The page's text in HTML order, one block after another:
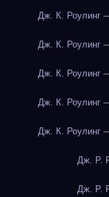
Дж. К. Роулинг
Дж. К. Роулинг
Дж. К. Роулинг
Дж. К. Роулинг
Дж. К. Роулинг
Дж. Р.
Дж. Р.